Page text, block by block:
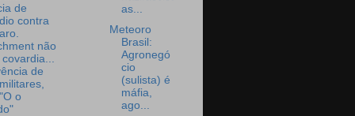
de
contra
não
de
o
as...
Meteoro
Brasil:
Agronegó
cio
(sulista) é
máfia,
ago...